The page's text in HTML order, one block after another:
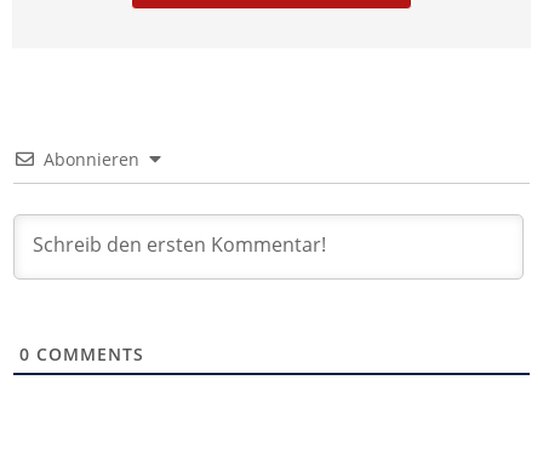
Abonnieren
0 COMMENTS